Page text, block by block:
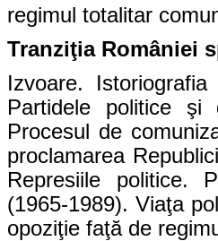
regimul totalitar
Tranziţia României
Izvoare.
Partidele politice şi
Procesul de
proclamarea
Represiile politice.
(1965-1989). Viaţa
opoziţie faţă de